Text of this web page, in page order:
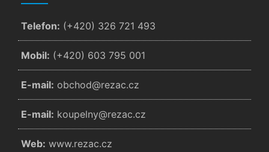
Telefon: (+420) 326 721 493
Mobil: (+420) 603 795 001
E-mail: zc.cazer@dohcbo
E-mail: zc.cazer@ynlepuok
Web: www.rezac.cz